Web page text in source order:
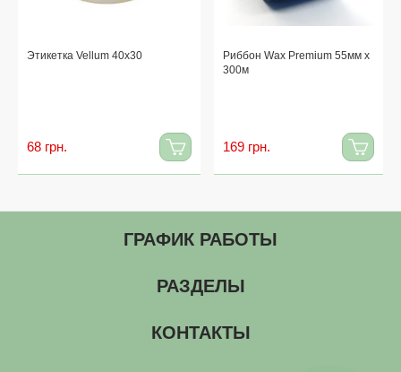
Этикетка Vellum 40x30
68 грн.
Риббон Wax Premium 55мм x
300м
169 грн.
ГРАФИК РАБОТЫ
РАЗДЕЛЫ
КОНТАКТЫ